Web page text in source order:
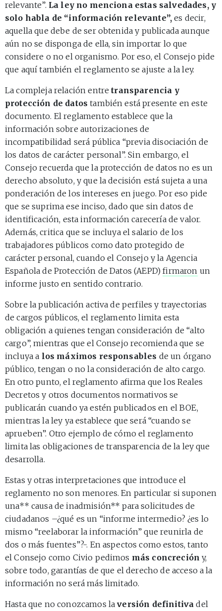
relevante”. La ley no menciona estas salvedades, y
solo habla de “información relevante”, es decir,
aquella que debe de ser obtenida y publicada aunque
aún no se disponga de ella, sin importar lo que
considere o no el organismo. Por eso, el Consejo pide
que aquí también el reglamento se ajuste a la ley.
La compleja relación entretransparencia y
protección de datos también está presente en este
documento. El reglamento establece que la
información sobre autorizaciones de
incompatibilidad será pública “previa disociación de
los datos de carácter personal”. Sin embargo, el
Consejo recuerda que la protección de datos no es un
derecho absoluto, y que la decisión está sujeta a una
ponderación de los intereses en juego. Por eso pide
que se suprima ese inciso, dado que sin datos de
identificación, esta información carecería de valor.
Además, critica que se incluya el salario de los
trabajadores públicos como dato protegido de
carácter personal, cuando el Consejo y la Agencia
Española de Protección de Datos (AEPD)firmaron un
informe justo en sentido contrario.
Sobre la publicación activa de perfiles y trayectorias
de cargos públicos, el reglamento limita esta
obligación a quienes tengan consideración de “alto
cargo”, mientras que el Consejo recomienda que se
incluya a los máximos responsables de un órgano
público, tengan o no la consideración de alto cargo.
En otro punto, el reglamento afirma que los Reales
Decretos y otros documentos normativos se
publicarán cuando ya estén publicados en el BOE,
mientras la ley ya establece que será “cuando se
aprueben”. Otro ejemplo de cómo el reglamento
limita las obligaciones de transparencia de la ley que
desarrolla.
Estas y otras interpretaciones que introduce el
reglamento no son menores. En particular si suponen
una** causa de inadmisión** para solicitudes de
ciudadanos –¿qué es un “informe intermedio? ¿es lo
mismo “reelaborar la información” que reunirla de
dos o más fuentes”?-. En aspectos como estos, tanto
el Consejo como Civio pedimos más concreción y,
sobre todo, garantías de que el derecho de acceso a la
información no será más limitado.
Hasta que no conozcamos laversión definitiva del